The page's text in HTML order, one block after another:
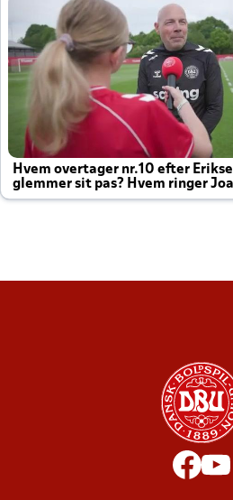
Hvem overtager nr.10 efter
glemmer sit pas? Hvem ringer
altid til efter kampe?